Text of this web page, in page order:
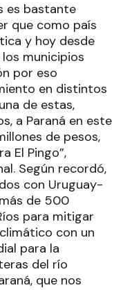
es bastante
que como país
y hoy desde
municipios
por eso
en distintos
de estas,
a Paraná en este
de pesos,
El Pingo”,
Según recordó,
con Uruguay-
de 500
para mitigar
con un
para la
del río
que nos